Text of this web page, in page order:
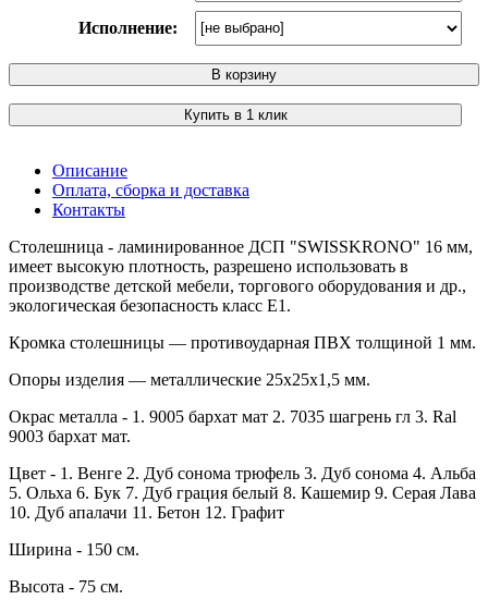
Исполнение:
В корзину
Купить в 1 клик
Описание
Оплата, сборка и доставка
Контакты
Столешница - ламинированное ДСП "SWISSKRONO" 16 мм,
имеет высокую плотность, разрешено использовать в
производстве детской мебели, торгового оборудования и др.,
экологическая безопасность класс Е1.
Кромка столешницы — противоударная ПВХ толщиной 1 мм.
Опоры изделия — металлические 25х25х1,5 мм.
Окрас металла - 1. 9005 бархат мат 2. 7035 шагрень гл 3. Ral
9003 бархат мат.
Цвет - 1. Венге 2. Дуб сонома трюфель 3. Дуб сонома 4. Альба
5. Ольха 6. Бук 7. Дуб грация белый 8. Кашемир 9. Серая Лава
10. Дуб апалачи 11. Бетон 12. Графит
Ширина - 150 см.
Высота - 75 см.